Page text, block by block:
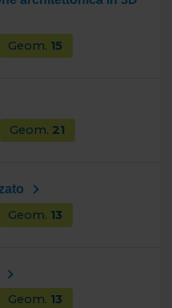
Geom. 15
Geom. 21
Geom. 13
Geom. 13